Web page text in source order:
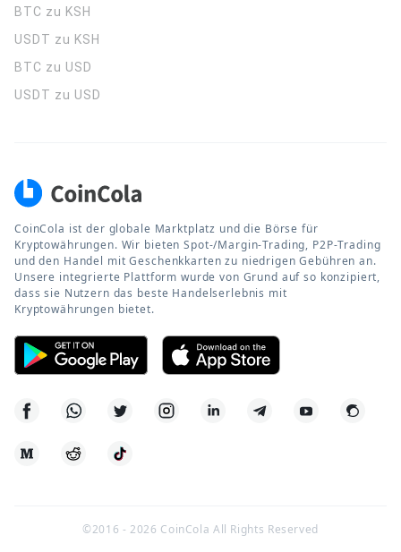
BTC zu KSH
USDT zu KSH
BTC zu USD
USDT zu USD
CoinCola ist der globale Marktplatz und die Börse für
Kryptowährungen. Wir bieten Spot-/Margin-Trading, P2P-Trading
und den Handel mit Geschenkkarten zu niedrigen Gebühren an.
Unsere integrierte Plattform wurde von Grund auf so konzipiert,
dass sie Nutzern das beste Handelserlebnis mit
Kryptowährungen bietet.
©2016 -2026 CoinCola All Rights Reserved